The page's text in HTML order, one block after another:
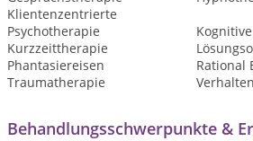
Klientenzentrierte
Psychotherapie
Kurzzeittherapie
Phantasiereisen
Rational
Traumatherapie
Behandlungsschwerpunkte &